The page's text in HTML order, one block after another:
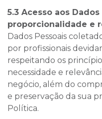
5.3 Acesso aos Dados
proporcionalidade e
Dados Pessoais
por profissionais
respeitando os
necessidade e
negócio, além do
e preservação da sua
Política.